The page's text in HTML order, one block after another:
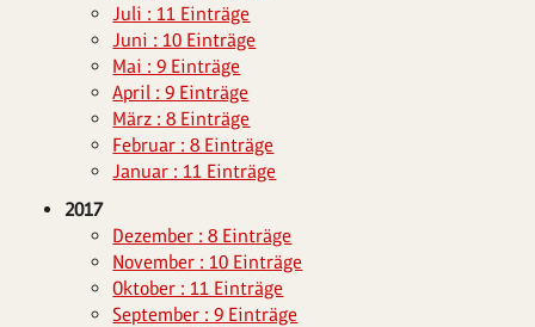
Juli : 11 Einträge
Juni : 10 Einträge
Mai : 9 Einträge
April : 9 Einträge
März : 8 Einträge
Februar : 8 Einträge
Januar : 11 Einträge
2017
Dezember : 8 Einträge
November : 10 Einträge
Oktober : 11 Einträge
September : 9 Einträge